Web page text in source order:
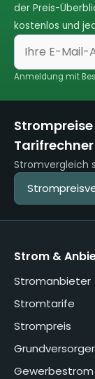
der Preis-
kostenlos und
Anmeldung mit
Tarifrechner
Stromvergleich
Strom &
Stromanbieter
Stromtarife
Strompreis
Grundversorger
Gewerbestrom